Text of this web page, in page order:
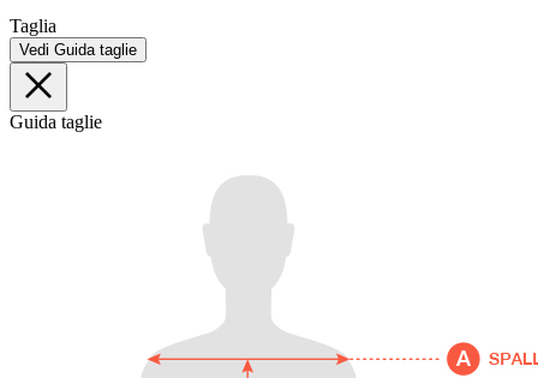
Taglia
Vedi Guida taglie
Guida taglie